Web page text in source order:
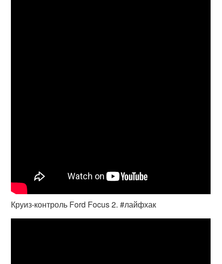
Круиз-контроль Ford Focus 2. #лайфхак